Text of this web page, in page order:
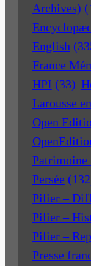
Archives)
English
France
HPI (33)
Larousse
Open
Patrimoine
Persée
Pilier –
Pilier –
Pilier –
Presse